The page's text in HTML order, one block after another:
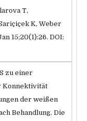
T,
K, Weber
15;20(1):26. DOI:
zu einer
Konnektivität
der weißen
Behandlung. Die